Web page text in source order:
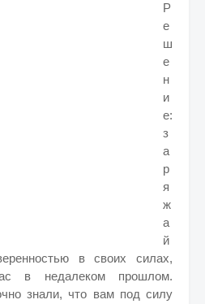
Р
е
ш
е
н
и
е:
з
а
р
я
ж
а
й
в своих силах,
в недалеком прошлом.
знали, что вам под силу